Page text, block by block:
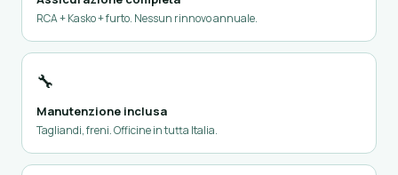
RCA + Kasko + furto. Nessun rinnovo annuale.
🔧
Manutenzione inclusa
Tagliandi, freni. Officine in tutta Italia.